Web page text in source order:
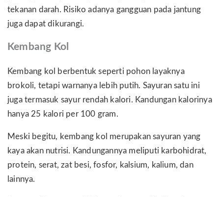
tekanan darah. Risiko adanya gangguan pada jantung
juga dapat dikurangi.
Kembang Kol
Kembang kol berbentuk seperti pohon layaknya
brokoli, tetapi warnanya lebih putih. Sayuran satu ini
juga termasuk sayur rendah kalori. Kandungan kalorinya
hanya 25 kalori per 100 gram.
Meski begitu, kembang kol merupakan sayuran yang
kaya akan nutrisi. Kandungannya meliputi karbohidrat,
protein, serat, zat besi, fosfor, kalsium, kalium, dan
lainnya.